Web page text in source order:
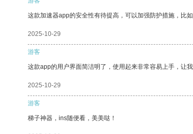
这款加速器app的安全性有待提高，可以加强防护措施，比如
2025-10-29
游客
这款app的用户界面简洁明了，使用起来非常容易上手，让
2025-10-29
游客
梯子神器，ins随便看，美美哒！